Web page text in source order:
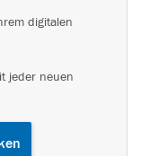
digitalen
jeder neuen